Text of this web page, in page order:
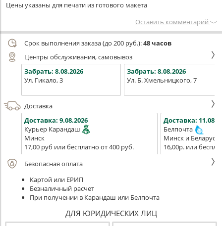
Цены указаны для печати из готового макета
Оставить комментарий
Срок выполнения заказа (до 200 руб.):48 часов
Центры обслуживания, самовывоз
Забрать: 8.08.2026
Ул. Гикало, 3
Забрать: 8.08.2026
Ул. Б. Хмельницкого, 7
Доставка
Доставка: 9.08.2026
Курьер Карандаш
Минск
17,00 руб или бесплатно от 400 руб.
Доставка:
Белпочта
Минск и Беларусь
16,00р. или
Безопасная оплата
Картой или ЕРИП
Безналичный расчет
При получении в Карандаш или Белпочта
ДЛЯ ЮРИДИЧЕСКИХ ЛИЦ